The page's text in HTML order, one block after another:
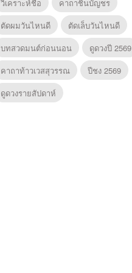
วิเคราะห์ชื่อ
คาถาชินบัญชร
ตัดผมวันไหนดี
ตัดเล็บวันไหนดี
บทสวดมนต์ก่อนนอน
ดูดวงปี 2569
คาถาท้าวเวสสุวรรณ
ปีชง 2569
ดูดวงรายสัปดาห์